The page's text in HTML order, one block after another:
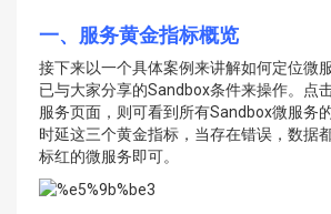
一、服务黄金指标概览
接下来以一个具体案例来讲解如何定位微
已与大家分享的Sandbox条件来操作。点
服务页面，则可看到所有Sandbox微服务
时延这三个黄金指标，当存在错误，数据
标红的微服务即可。